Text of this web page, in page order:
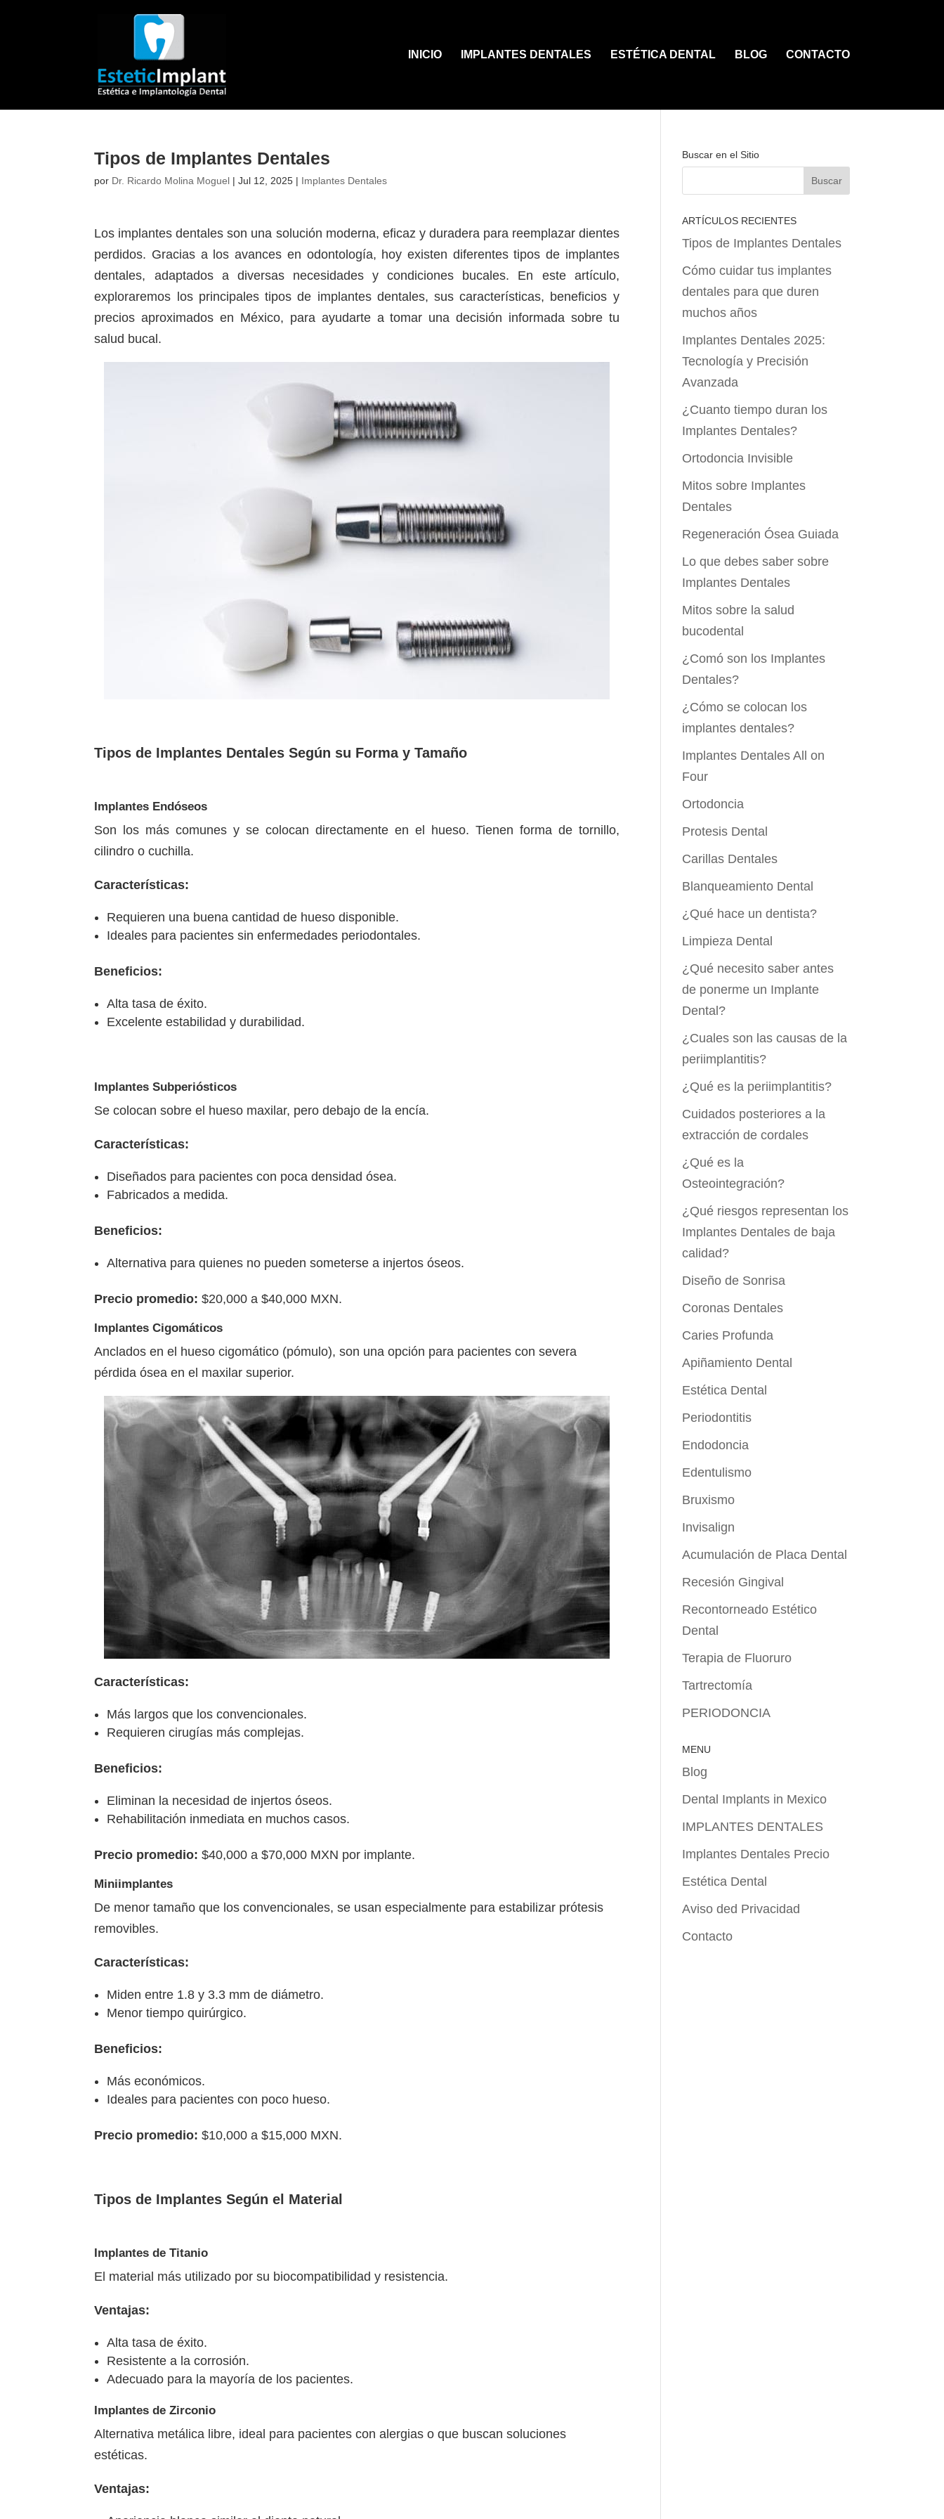
INICIO IMPLANTES DENTALES ESTÉTICA DENTAL BLOG CONTACTO
Tipos de Implantes Dentales
por Dr. Ricardo Molina Moguel |Jul 12, 2025 | Implantes Dentales
Los implantes dentales son una solución moderna, eficaz y duradera para reemplazar dientes
perdidos. Gracias a los avances en odontología, hoy existen diferentes tipos de implantes
dentales, adaptados a diversas necesidades y condiciones bucales. En este artículo,
exploraremos los principales tipos de implantes dentales, sus características, beneficios y
precios aproximados en México, para ayudarte a tomar una decisión informada sobre tu
salud bucal.
Tipos de Implantes Dentales Según su Forma y Tamaño
Implantes Endóseos
Son los más comunes y se colocan directamente en el hueso. Tienen forma de tornillo,
cilindro o cuchilla.
Características:
Requieren una buena cantidad de hueso disponible.
Ideales para pacientes sin enfermedades periodontales.
Beneficios:
Alta tasa de éxito.
Excelente estabilidad y durabilidad.
Implantes Subperiósticos
Se colocan sobre el hueso maxilar, pero debajo de la encía.
Características:
Diseñados para pacientes con poca densidad ósea.
Fabricados a medida.
Beneficios:
Alternativa para quienes no pueden someterse a injertos óseos.
Precio promedio: $20,000 a $40,000 MXN.
Implantes Cigomáticos
Anclados en el hueso cigomático (pómulo), son una opción para pacientes con severa
pérdida ósea en el maxilar superior.
Características:
Más largos que los convencionales.
Requieren cirugías más complejas.
Beneficios:
Eliminan la necesidad de injertos óseos.
Rehabilitación inmediata en muchos casos.
Precio promedio: $40,000 a $70,000 MXN por implante.
Miniimplantes
De menor tamaño que los convencionales, se usan especialmente para estabilizar prótesis
removibles.
Características:
Miden entre 1.8 y 3.3 mm de diámetro.
Menor tiempo quirúrgico.
Beneficios:
Más económicos.
Ideales para pacientes con poco hueso.
Precio promedio: $10,000 a $15,000 MXN.
Tipos de Implantes Según el Material
Implantes de Titanio
El material más utilizado por su biocompatibilidad y resistencia.
Ventajas:
Alta tasa de éxito.
Resistente a la corrosión.
Adecuado para la mayoría de los pacientes.
Implantes de Zirconio
Alternativa metálica libre, ideal para pacientes con alergias o que buscan soluciones
estéticas.
Ventajas:
Buscar en el Sitio
ARTÍCULOS RECIENTES
Tipos de Implantes Dentales
Cómo cuidar tus implantes
dentales para que duren
muchos años
Implantes Dentales 2025:
Tecnología y Precisión
Avanzada
¿Cuanto tiempo duran los
Implantes Dentales?
Ortodoncia Invisible
Mitos sobre Implantes
Dentales
Regeneración Ósea Guiada
Lo que debes saber sobre
Implantes Dentales
Mitos sobre la salud
bucodental
¿Comó son los Implantes
Dentales?
¿Cómo se colocan los
implantes dentales?
Implantes Dentales All on
Four
Ortodoncia
Protesis Dental
Carillas Dentales
Blanqueamiento Dental
¿Qué hace un dentista?
Limpieza Dental
¿Qué necesito saber antes
de ponerme un Implante
Dental?
¿Cuales son las causas de la
periimplantitis?
¿Qué es la periimplantitis?
Cuidados posteriores a la
extracción de cordales
¿Qué es la
Osteointegración?
¿Qué riesgos representan los
Implantes Dentales de baja
calidad?
Diseño de Sonrisa
Coronas Dentales
Caries Profunda
Apiñamiento Dental
Estética Dental
Periodontitis
Endodoncia
Edentulismo
Bruxismo
Invisalign
Acumulación de Placa Dental
Recesión Gingival
Recontorneado Estético
Dental
Terapia de Fluoruro
Tartrectomía
PERIODONCIA
MENU
Blog
Dental Implants in Mexico
IMPLANTES DENTALES
Implantes Dentales Precio
Estética Dental
Aviso ded Privacidad
Contacto